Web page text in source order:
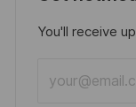
You'll receive
Email